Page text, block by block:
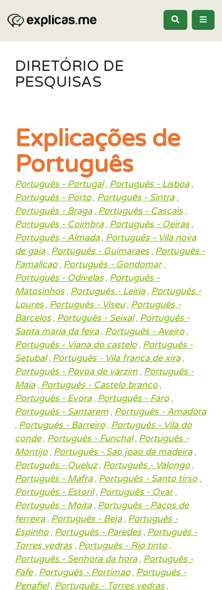
DIRETÓRIO DE
PESQUISAS
Explicações de
Português
Português - Portugal, Português - Lisboa,
Português - Porto, Português - Sintra,
Português - Braga, Português - Cascais,
Português - Coimbra, Português - Oeiras,
Português - Almada, Português - Vila nova
de gaia, Português - Guimaraes, Português -
Famalicao, Português - Gondomar,
Português - Odivelas, Português -
Matosinhos, Português - Leiria, Português -
Loures, Português - Viseu, Português -
Barcelos, Português - Seixal, Português -
Santa maria da feira, Português - Aveiro,
Português - Viana do castelo, Português -
Setubal, Português - Vila franca de xira,
Português - Povoa de varzim , Português -
Maia, Português - Castelo branco,
Português - Evora, Português - Faro,
Português - Santarem , Português - Amadora
, Português - Barreiro, Português - Vila do
conde, Português - Funchal, Português -
Montijo, Português - Sao joao da madeira,
Português - Queluz, Português - Valongo,
Português - Mafra, Português - Santo tirso,
Português - Estoril, Português - Ovar,
Português - Moita, Português - Pacos de
ferreira, Português - Beja, Português -
Espinho, Português - Paredes, Português -
Torres vedras, Português - Rio tinto,
Português - Senhora da hora, Português -
Fafe, Português - Portimao, Português -
Penafiel, Português - Torres vedras,